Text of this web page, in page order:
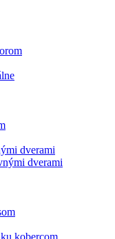
dverami
dverami
kobercom